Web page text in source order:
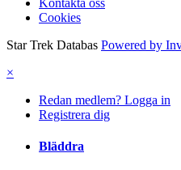
Kontakta oss
Cookies
Star Trek Databas Powered by
×
Redan medlem? Logga in
Registrera dig
Bläddra